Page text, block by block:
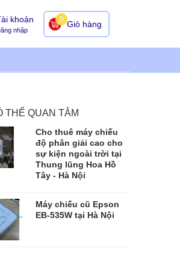
khoản
nhập
Giỏ hàng
0
THỂ QUAN TÂM
Cho thuê máy chiếu
độ phân giải cao cho
sự kiện ngoài trời tại
Thung lũng Hoa Hồ
Tây - Hà Nội
Máy chiếu cũ Epson
EB-535W tại Hà Nội